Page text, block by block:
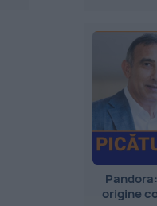
origine